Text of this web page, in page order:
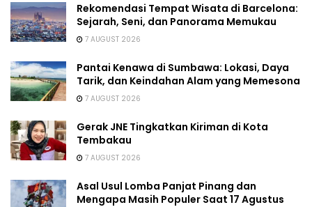
Rekomendasi Tempat Wisata di Barcelona:
Sejarah, Seni, dan Panorama Memukau
7 AUGUST 2026
Pantai Kenawa di Sumbawa: Lokasi, Daya
Tarik, dan Keindahan Alam yang Memesona
7 AUGUST 2026
Gerak JNE Tingkatkan Kiriman di Kota
Tembakau
7 AUGUST 2026
Asal Usul Lomba Panjat Pinang dan
Mengapa Masih Populer Saat 17 Agustus